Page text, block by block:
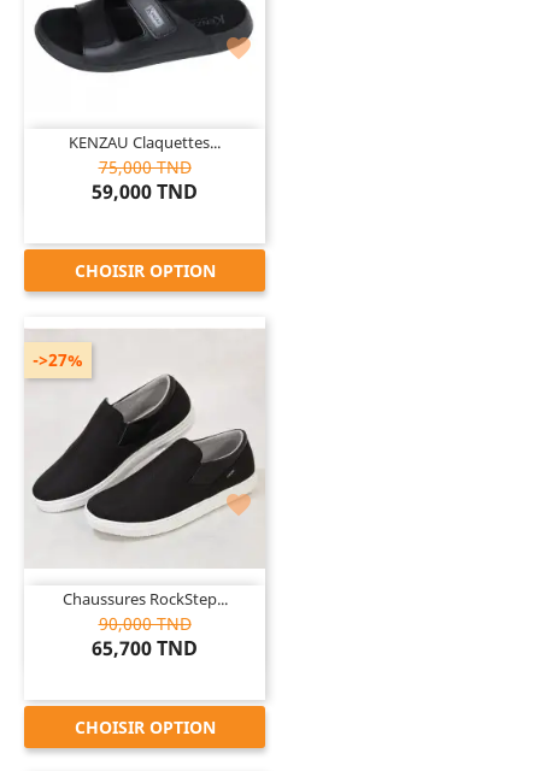

KENZAU Claquettes...
75,000 TND
59,000 TND
CHOISIR OPTION

Chaussures RockStep...
90,000 TND
65,700 TND
->27%
CHOISIR OPTION